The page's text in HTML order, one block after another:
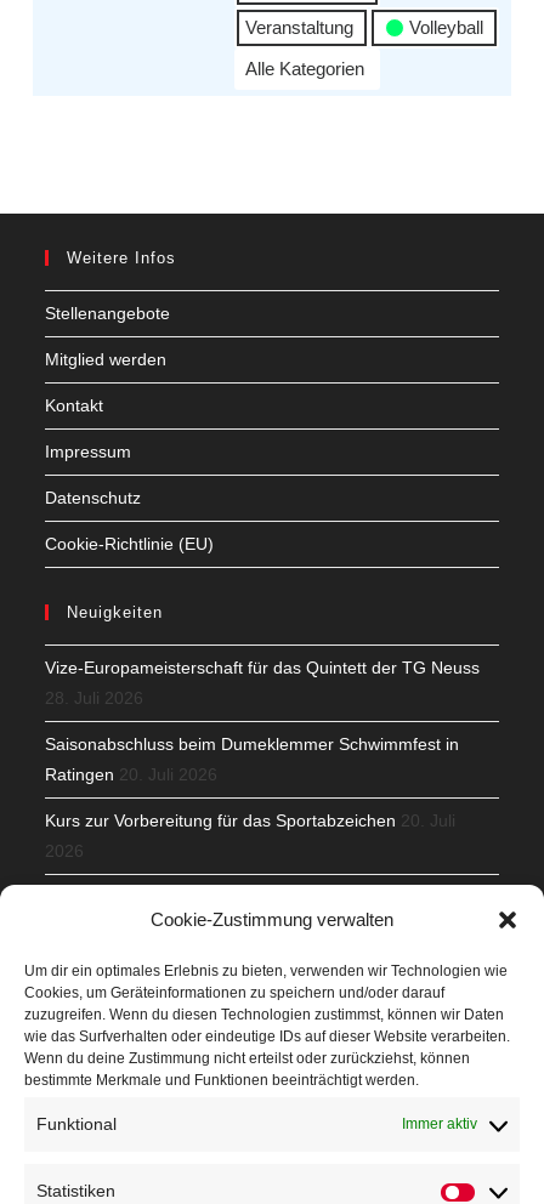
Cookie-Zustimmung verwalten
Um dir ein optimales Erlebnis zu bieten, verwenden wir Technologien wie
Cookies, um Geräteinformationen zu speichern und/oder darauf
zuzugreifen. Wenn du diesen Technologien zustimmst, können wir Daten
wie das Surfverhalten oder eindeutige IDs auf dieser Website verarbeiten.
Wenn du deine Zustimmung nicht erteilst oder zurückziehst, können
bestimmte Merkmale und Funktionen beeinträchtigt werden.
Funktional Immer aktiv
Statistiken
Veranstaltung
Volleyball
Alle Kategorien
Weitere Infos
Stellenangebote
Mitglied werden
Kontakt
Impressum
Datenschutz
Cookie-Richtlinie (EU)
Neuigkeiten
Vize-Europameisterschaft für das Quintett der TG Neuss
28. Juli 2026
Saisonabschluss beim Dumeklemmer Schwimmfest in
Ratingen 20. Juli 2026
Kurs zur Vorbereitung für das Sportabzeichen 20. Juli
2026
Veranstaltungen
Höffner Run